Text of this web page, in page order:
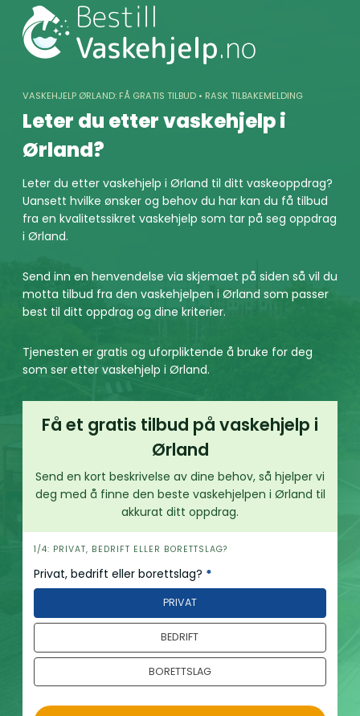
content
VASKEHJELP ØRLAND: FÅ GRATIS TILBUD • RASK TILBAKEMELDING
Leter du etter vaskehjelp i
Ørland?
Leter du etter vaskehjelp i Ørland til ditt vaskeoppdrag?
Uansett hvilke ønsker og behov du har kan du få tilbud
fra en kvalitetssikret vaskehjelp som tar på seg oppdrag
i Ørland.
Send inn en henvendelse via skjemaet på siden så vil du
motta tilbud fra den vaskehjelpen i Ørland som passer
best til ditt oppdrag og dine kriterier.
Tjenesten er gratis og uforpliktende å bruke for deg
som ser etter vaskehjelp i Ørland.
Få et gratis tilbud på vaskehjelp i
Ørland
Send en kort beskrivelse av dine behov, så hjelper vi
deg med å finne den beste vaskehjelpen i Ørland til
akkurat ditt oppdrag.
h
e
r
1/4: PRIVAT, BEDRIFT ELLER BORETTSLAG?
Privat, bedrift eller borettslag? *
PRIVAT
BEDRIFT
BORETTSLAG